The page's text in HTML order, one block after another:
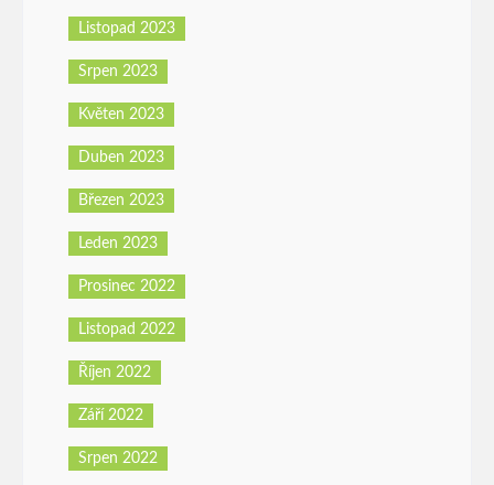
Listopad 2023
Srpen 2023
Květen 2023
Duben 2023
Březen 2023
Leden 2023
Prosinec 2022
Listopad 2022
Říjen 2022
Září 2022
Srpen 2022